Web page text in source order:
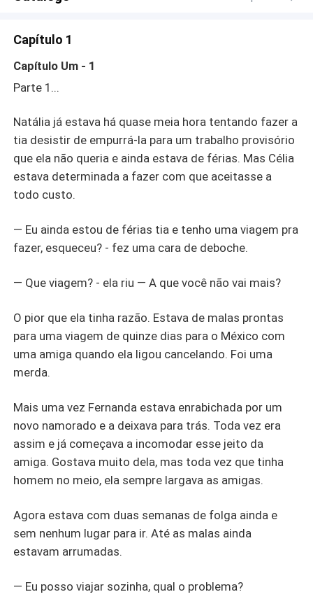
Capítulo 1
Capítulo Um - 1
Parte 1...
Natália já estava há quase meia hora tentando fazer a
tia desistir de empurrá-la para um trabalho provisório
que ela não queria e ainda estava de férias. Mas Célia
estava determinada a fazer com que aceitasse a
todo custo.
— Eu ainda estou de férias tia e tenho uma viagem pra
fazer, esqueceu? - fez uma cara de deboche.
— Que viagem? - ela riu — A que você não vai mais?
O pior que ela tinha razão. Estava de malas prontas
para uma viagem de quinze dias para o México com
uma amiga quando ela ligou cancelando. Foi uma
merda.
Mais uma vez Fernanda estava enrabichada por um
novo namorado e a deixava para trás. Toda vez era
assim e já começava a incomodar esse jeito da
amiga. Gostava muito dela, mas toda vez que tinha
homem no meio, ela sempre largava as amigas.
Agora estava com duas semanas de folga ainda e
sem nenhum lugar para ir. Até as malas ainda
estavam arrumadas.
— Eu posso viajar sozinha, qual o problema?